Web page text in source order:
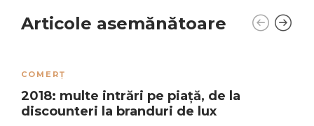
Articole asemănătoare
COMERȚ
2018: multe intrări pe piață, de la
discounteri la branduri de lux